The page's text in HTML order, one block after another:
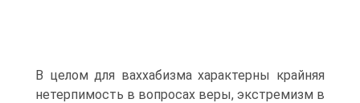
В целом для ваххабизма характерны крайняя
нетерпимость в вопросах веры, экстремизм в